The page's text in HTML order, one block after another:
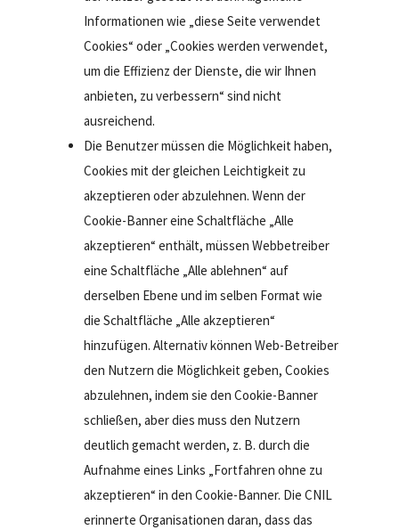
Informationen wie „diese Seite verwendet
Cookies“ oder „Cookies werden verwendet,
um die Effizienz der Dienste, die wir Ihnen
anbieten, zu verbessern“ sind nicht
ausreichend.
Die Benutzer müssen die Möglichkeit haben,
Cookies mit der gleichen Leichtigkeit zu
akzeptieren oder abzulehnen. Wenn der
Cookie-Banner eine Schaltfläche „Alle
akzeptieren“ enthält, müssen Webbetreiber
eine Schaltfläche „Alle ablehnen“ auf
derselben Ebene und im selben Format wie
die Schaltfläche „Alle akzeptieren“
hinzufügen. Alternativ können Web-Betreiber
den Nutzern die Möglichkeit geben, Cookies
abzulehnen, indem sie den Cookie-Banner
schließen, aber dies muss den Nutzern
deutlich gemacht werden, z. B. durch die
Aufnahme eines Links „Fortfahren ohne zu
akzeptieren“ in den Cookie-Banner. Die CNIL
erinnerte Organisationen daran, dass das